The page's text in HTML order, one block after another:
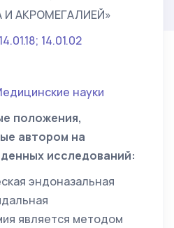
АКРОМЕГАЛИЕЙ»
14.01.18; 14.01.02
науки
положения,
автором на
исследований:
эндоназальная
является методом